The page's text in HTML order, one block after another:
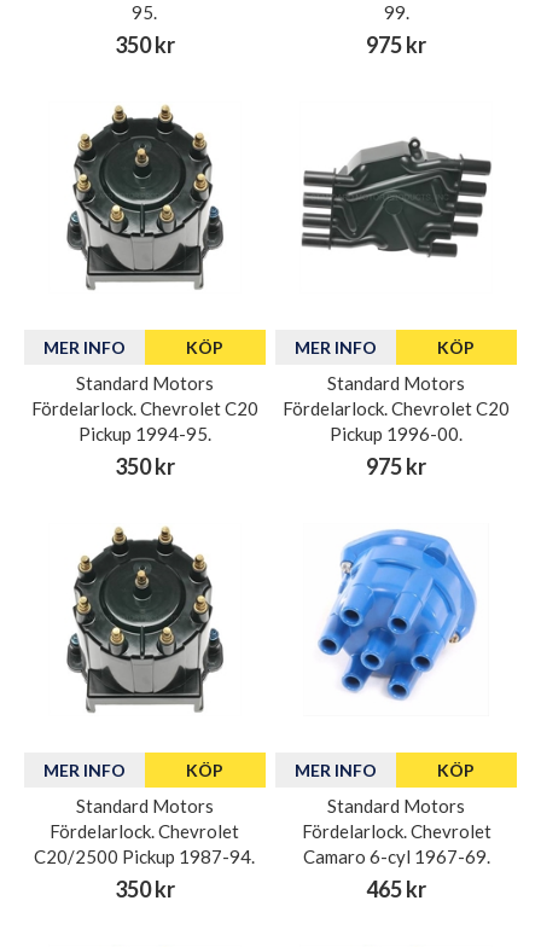
95.
350 kr
99.
975 kr
MER INFO KÖP
Standard Motors
Fördelarlock. Chevrolet C20
Pickup 1994-95.
350 kr
MER INFO KÖP
Standard Motors
Fördelarlock. Chevrolet C20
Pickup 1996-00.
975 kr
MER INFO KÖP
Standard Motors
Fördelarlock. Chevrolet
C20/2500 Pickup 1987-94.
350 kr
MER INFO KÖP
Standard Motors
Fördelarlock. Chevrolet
Camaro 6-cyl 1967-69.
465 kr